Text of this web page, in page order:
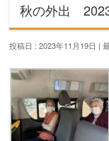
秋の外出
投稿日 : 2023年11月19日